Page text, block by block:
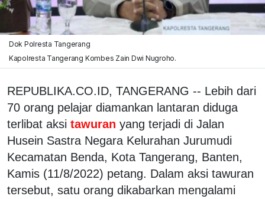
Dok Polresta Tangerang
Kapolresta Tangerang Kombes Zain Dwi Nugroho.
REPUBLIKA.CO.ID, TANGERANG -- Lebih dari
70 orang pelajar diamankan lantaran diduga
terlibat aksi tawuran yang terjadi di Jalan
Husein Sastra Negara Kelurahan Jurumudi
Kecamatan Benda, Kota Tangerang, Banten,
Kamis (11/8/2022) petang. Dalam aksi tawuran
tersebut, satu orang dikabarkan mengalami